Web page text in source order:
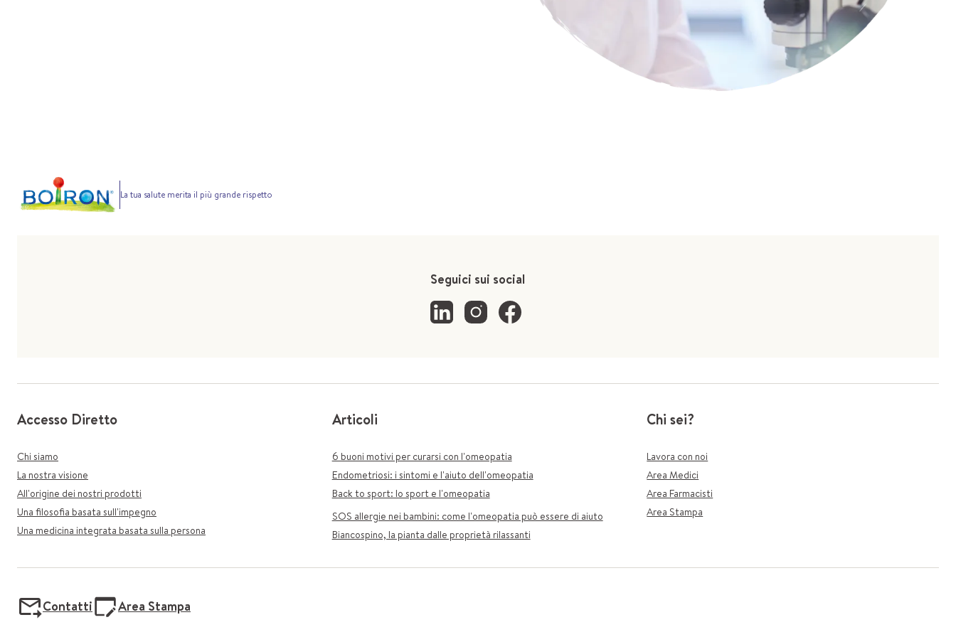
La tua salute merita il più grande rispetto
Seguici sui social
Accesso Diretto
Chi siamo
La nostra visione
All'origine dei nostri prodotti
Una filosofia basata sull'impegno
Una medicina integrata basata sulla persona
Articoli
6 buoni motivi per curarsi con l'omeopatia
Endometriosi: i sintomi e l'aiuto dell'omeopatia
Back to sport: lo sport e l'omeopatia
SOS allergie nei bambini: come l'omeopatia può essere di aiuto
Biancospino, la pianta dalle proprietà rilassanti
Chi sei?
Lavora con noi
Area Medici
Area Farmacisti
Area Stampa
Contatti Area Stampa